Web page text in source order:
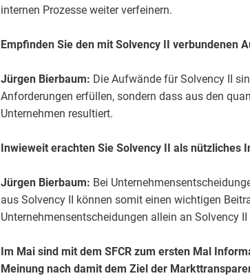
internen Prozesse weiter verfeinern.
Empfinden Sie den mit Solvency II verbundenen
Jürgen Bierbaum: Die Aufwände für Solvency II
Anforderungen erfüllen, sondern dass aus den
Unternehmen resultiert.
Inwieweit erachten Sie Solvency II als nützliches
Jürgen Bierbaum: Bei
aus Solvency II können somit einen wichtigen
Unternehmensentscheidungen allein an Solvency
Im Mai sind mit dem SFCR zum ersten Mal
Meinung nach damit dem Ziel der